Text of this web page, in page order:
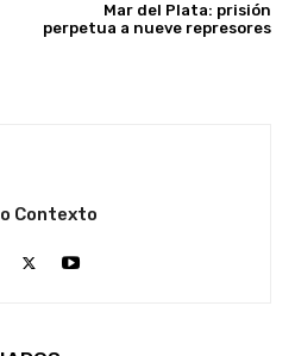
Mar del Plata: prisión
perpetua a nueve represores
Contexto